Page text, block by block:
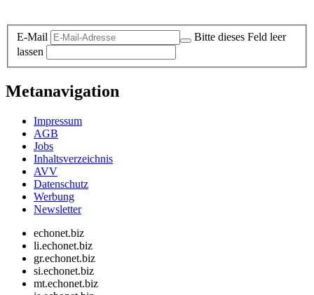
E-Mail
Bitte dieses Feld leer
lassen
Metanavigation
Impressum
AGB
Jobs
Inhaltsverzeichnis
AVV
Datenschutz
Werbung
Newsletter
echonet.biz
li.echonet.biz
gr.echonet.biz
si.echonet.biz
mt.echonet.biz